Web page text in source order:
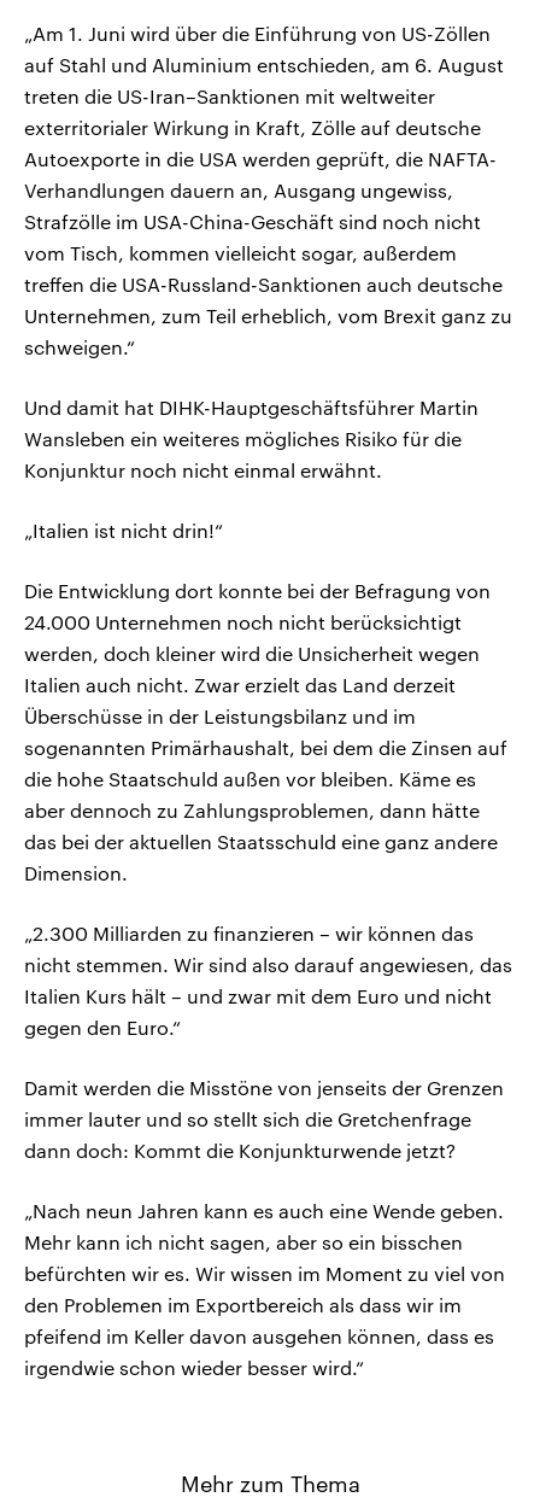
„Am 1. Juni wird über die Einführung von US-Zöllen
auf Stahl und Aluminium entschieden, am 6. August
treten die US-Iran–Sanktionen mit weltweiter
exterritorialer Wirkung in Kraft, Zölle auf deutsche
Autoexporte in die USA werden geprüft, die NAFTA-
Verhandlungen dauern an, Ausgang ungewiss,
Strafzölle im USA-China-Geschäft sind noch nicht
vom Tisch, kommen vielleicht sogar, außerdem
treffen die USA-Russland-Sanktionen auch deutsche
Unternehmen, zum Teil erheblich, vom Brexit ganz zu
schweigen.“
Und damit hat DIHK-Hauptgeschäftsführer Martin
Wansleben ein weiteres mögliches Risiko für die
Konjunktur noch nicht einmal erwähnt.
„Italien ist nicht drin!“
Die Entwicklung dort konnte bei der Befragung von
24.000 Unternehmen noch nicht berücksichtigt
werden, doch kleiner wird die Unsicherheit wegen
Italien auch nicht. Zwar erzielt das Land derzeit
Überschüsse in der Leistungsbilanz und im
sogenannten Primärhaushalt, bei dem die Zinsen auf
die hohe Staatschuld außen vor bleiben. Käme es
aber dennoch zu Zahlungsproblemen, dann hätte
das bei der aktuellen Staatsschuld eine ganz andere
Dimension.
„2.300 Milliarden zu finanzieren – wir können das
nicht stemmen. Wir sind also darauf angewiesen, das
Italien Kurs hält – und zwar mit dem Euro und nicht
gegen den Euro.“
Damit werden die Misstöne von jenseits der Grenzen
immer lauter und so stellt sich die Gretchenfrage
dann doch: Kommt die Konjunkturwende jetzt?
„Nach neun Jahren kann es auch eine Wende geben.
Mehr kann ich nicht sagen, aber so ein bisschen
befürchten wir es. Wir wissen im Moment zu viel von
den Problemen im Exportbereich als dass wir im
pfeifend im Keller davon ausgehen können, dass es
irgendwie schon wieder besser wird.“
Mehr zum Thema